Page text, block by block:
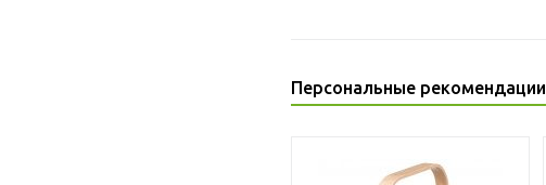
Персональные рекомендации